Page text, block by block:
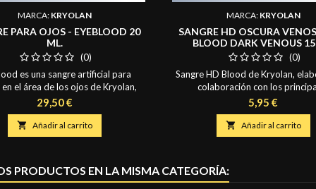
MARCA: KRYOLAN
PARA OJOS - EYEBLOOD 20
ML.
(0)
es una sangre artificial para
el área de los ojos de Kryolan,
especiales en TV, cine, teatro o
Halloween. No usar en los ojos
o con lentes. No mantener en uso
un mes, después de la primera
Precio
29,50 €
 Añadir al carrito
MARCA: KRYOLAN
SANGRE HD OSCURA
BLOOD DARK VENOUS
(0)
Sangre HD Blood de Kryolan,
colaboración con los
diseñadores de efectos
maquillaje, es la imitación de
perfecta para cámaras de alta
densidad de los pigmentos, su
optimizados para cámaras
resultado es un efecto de sangre
Precio
5,95 €
 Añadir al carrito
PRODUCTOS EN LA MISMA CATEGORÍA: